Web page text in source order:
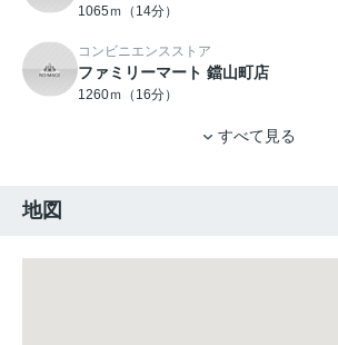
1065ｍ（14分）
コンビニエンスストア
ファミリーマート 鐺山町店
1260ｍ（16分）
すべて見る
地図